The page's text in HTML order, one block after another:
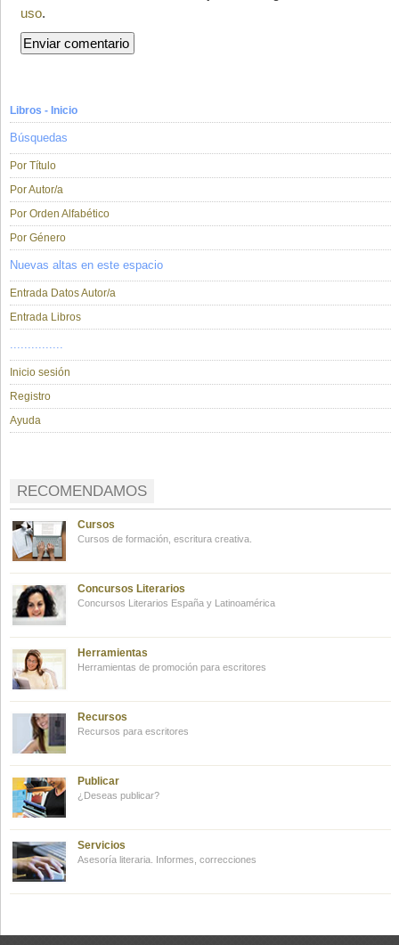
uso.
Libros - Inicio
Búsquedas
Por Título
Por Autor/a
Por Orden Alfabético
Por Género
Nuevas altas en este espacio
Entrada Datos Autor/a
Entrada Libros
...............
Inicio sesión
Registro
Ayuda
RECOMENDAMOS
Cursos
Cursos de formación, escritura creativa.
Concursos Literarios
Concursos Literarios España y Latinoamérica
Herramientas
Herramientas de promoción para escritores
Recursos
Recursos para escritores
Publicar
¿Deseas publicar?
Servicios
Asesoría literaria. Informes, correcciones